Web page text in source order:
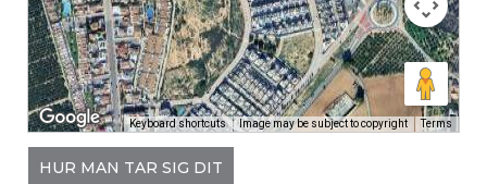
Keyboard shortcuts Image may be subject to copyright Terms
HUR MAN TAR SIG DIT